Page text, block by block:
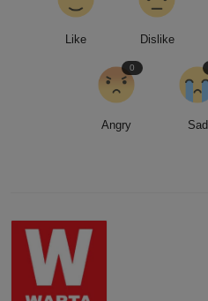
Like Dislike
Angry
0
Sad